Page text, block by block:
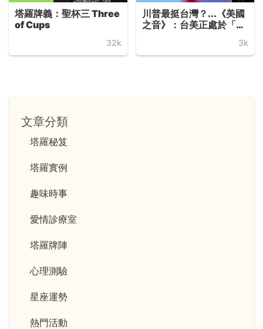
塔羅牌義：聖杯三 Three
of Cups
32k
川普最挺台灣？...《美國
之音》：台美正處於「小
3k
文章分類
塔羅秘笈
塔羅實例
趣味時事
愛情診療室
塔羅牌陣
心理測驗
星座運勢
熱門活動